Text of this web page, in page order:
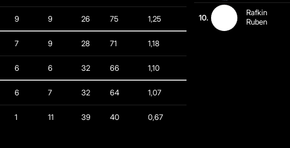
9 9 26 75 1,25
7 9 28 71 1,18
6 6 32 66 1,10
6 7 32 64 1,07
1 11 39 40 0,67
10.
Rafkin
Ruben